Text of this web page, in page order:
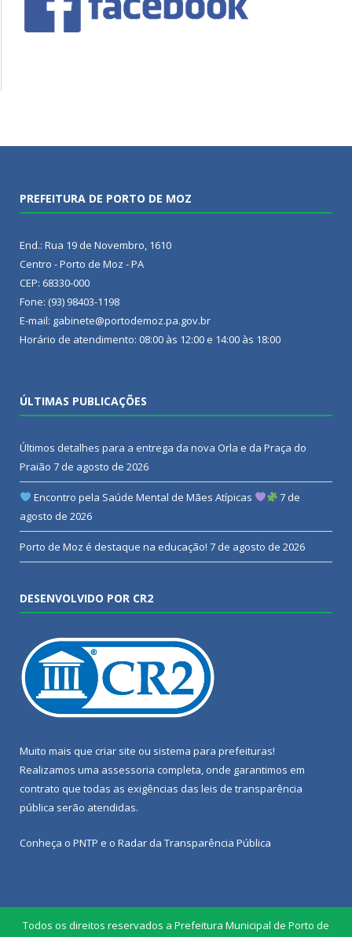
PREFEITURA DE PORTO DE MOZ
End.: Rua 19 de Novembro, 1610
Centro - Porto de Moz - PA
CEP: 68330-000
Fone: (93) 98403-1198
E-mail: gabinete@portodemoz.pa.gov.br
Horário de atendimento: 08:00 às 12:00 e 14:00 às 18:00
ÚLTIMAS PUBLICAÇÕES
Últimos detalhes para a entrega da nova Orla e da Praça do
Praião 7 de agosto de 2026
Encontro pela Saúde Mental de Mães Atípicas
7 de
agosto de 2026
Porto de Moz é destaque na educação! 7 de agosto de 2026
DESENVOLVIDO POR CR2
Muito mais que criar site ou sistema para prefeituras!
Realizamos uma assessoria completa, onde garantimos em
contrato que todas as exigências das leis de transparência
pública serão atendidas.
Conheça o PNTP e o Radar da Transparência Pública
Todos os direitos reservados a Prefeitura Municipal de Porto de